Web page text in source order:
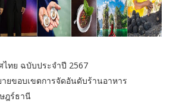
ทย ฉบับประจำปี 2567
ายขอบเขตการจัดอันดับร้านอาหาร
ฎร์ธานี